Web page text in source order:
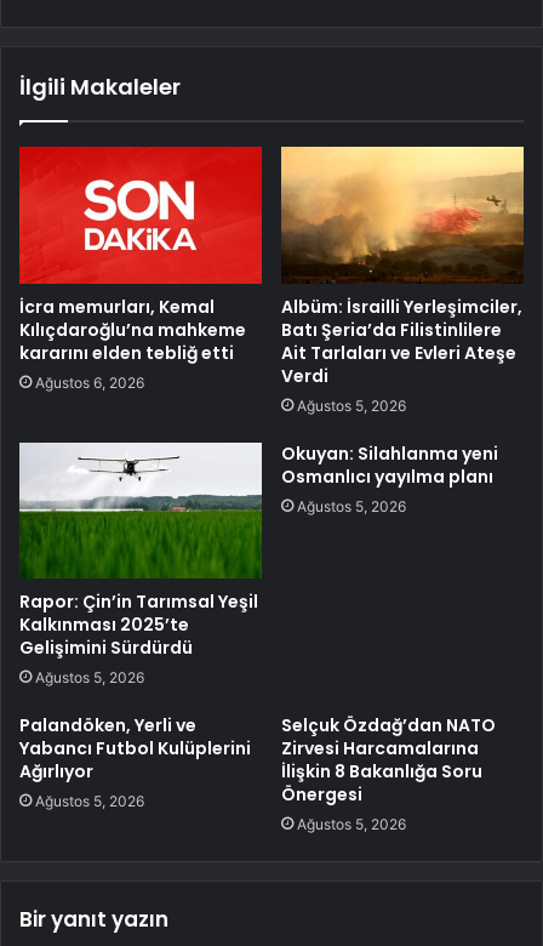
İlgili Makaleler
İcra memurları, Kemal
Kılıçdaroğlu’na mahkeme
kararını elden tebliğ etti
Ağustos 6, 2026
Albüm: İsrailli Yerleşimciler,
Batı Şeria’da Filistinlilere
Ait Tarlaları ve Evleri Ateşe
Verdi
Ağustos 5, 2026
Rapor: Çin’in Tarımsal Yeşil
Kalkınması 2025’te
Gelişimini Sürdürdü
Ağustos 5, 2026
Okuyan: Silahlanma yeni
Osmanlıcı yayılma planı
Ağustos 5, 2026
Palandöken, Yerli ve
Yabancı Futbol Kulüplerini
Ağırlıyor
Ağustos 5, 2026
Selçuk Özdağ’dan NATO
Zirvesi Harcamalarına
İlişkin 8 Bakanlığa Soru
Önergesi
Ağustos 5, 2026
Bir yanıt yazın